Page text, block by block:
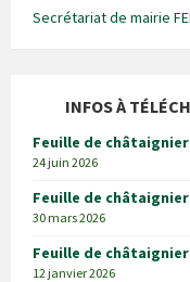
Secrétariat de mairie
INFOS À
Feuille de châtaignier
24 juin 2026
Feuille de châtaignier
30 mars 2026
Feuille de châtaignier
12 janvier 2026